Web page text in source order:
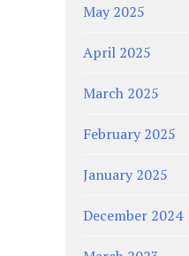
May 2025
April 2025
March 2025
February 2025
January 2025
December 2024